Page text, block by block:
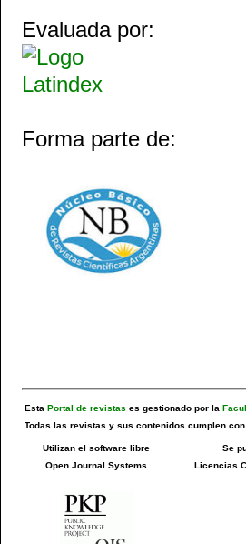
Evaluada por:
Forma parte de:
EstaPortal de revistas es gestionado por la
Todas las revistas y sus contenidos cumplen
Utilizan el software libre
Open Journal Systems
Se
Licencias